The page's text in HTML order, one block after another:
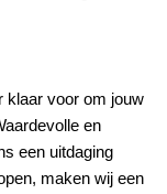
klaar voor om jouw
en
een uitdaging
maken wij een